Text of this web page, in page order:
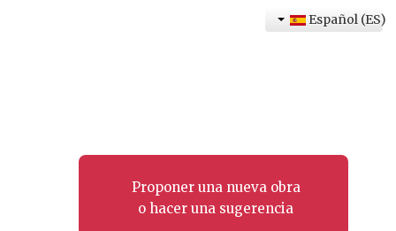
Proponer una nueva obra
o hacer una sugerencia
Español (ES)